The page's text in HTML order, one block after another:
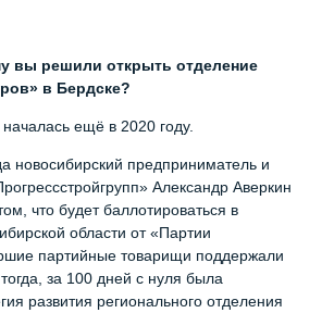
вы решили открыть отделение
в Бердске?
ещё в 2020 году.
новосибирский предприниматель и
Александр Аверкин
что будет баллотироваться в
области от «Партии
партийные товарищи поддержали
за 100 дней с нуля была
развития регионального отделения